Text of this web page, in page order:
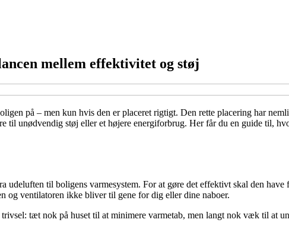
mellem effektivitet og støj
på – men kun hvis den er placeret rigtigt. Den rette placering har
til unødvendig støj eller et højere energiforbrug. Her får du en guide til,
udeluften til boligens varmesystem. For at gøre det effektivt skal den
og ventilatoren ikke bliver til gene for dig eller dine naboer.
tæt nok på huset til at minimere varmetab, men langt nok væk til at